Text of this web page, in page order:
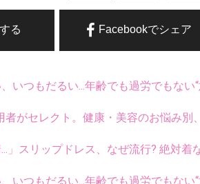
Facebookでシェア
る
いつもだるい...年齢でも過労でもない
がセレクト。健康・美容のお悩み別
」スリップドレス、なぜ流行? 絶対着
いつもだるい...年齢でも過労でもない